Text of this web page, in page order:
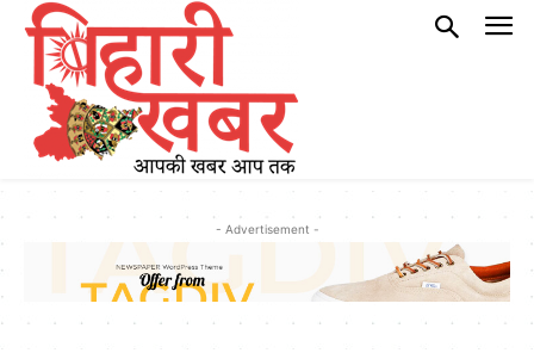
- Advertisement -